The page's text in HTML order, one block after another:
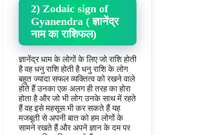
2) Zodaic sign of
Gyanendra ( ज्ञानेंद्र
नाम का राशिफल)
ज्ञानेंद्र धाम के लोगों के लिए जो राशि होती
है वह धनु राशि होती है धनु राशि के लोग
बहुत ज्यादा सफल व्यक्तित्व को रखने वाले
होते हैं उनका एक अलग ही तरह का होरा
होता है और जो भी लोग उनके साथ में रहते
हैं वह इसे महसूस भी कर सकते हैं यह
मजबूती से अपनी बात को हम लोगों के
सामने रखते हैं और अपने ज्ञान के दम पर